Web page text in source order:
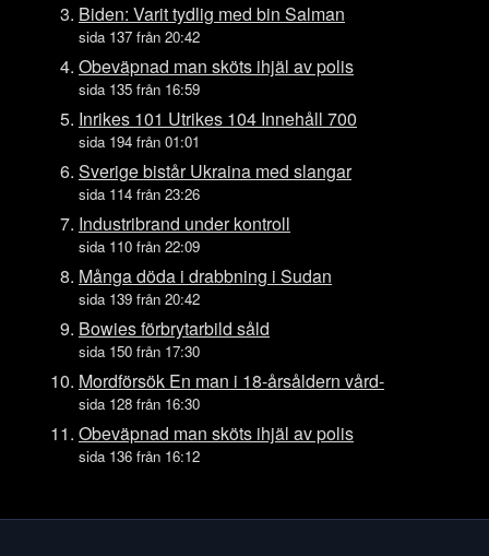
Tors 23 juli
Ons 22 juli
Tis 21 juli
Mån 20 juli
Sön 19 juli
Lör 18 juli
Fre 17 juli
Tors 16 juli
Ons 15 juli
Tis 14 juli
Mån 13 juli
Lör 11 juli
Fre 10 juli
Tors 9 juli
Tis 7 juli
Biden: Varit tydlig med bin Salman
sida 137 från 20:42
Obeväpnad man sköts ihjäl av polis
sida 135 från 16:59
Inrikes 101 Utrikes 104 Innehåll 700
sida 194 från 01:01
Sverige bistår Ukraina med slangar
sida 114 från 23:26
Industribrand under kontroll
sida 110 från 22:09
Många döda i drabbning i Sudan
sida 139 från 20:42
Bowies förbrytarbild såld
sida 150 från 17:30
Mordförsök En man i 18-årsåldern vård-
sida 128 från 16:30
Obeväpnad man sköts ihjäl av polis
sida 136 från 16:12